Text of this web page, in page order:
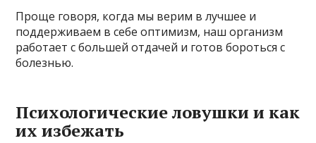
Проще говоря, когда мы верим в лучшее и
поддерживаем в себе оптимизм, наш организм
работает с большей отдачей и готов бороться с
болезнью.
Психологические ловушки и как
их избежать